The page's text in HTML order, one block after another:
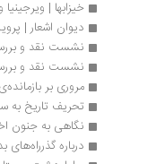
خیزابها |
دیوان اشعار |
نشست نقد و
نشست نقد و
مروری بر
تحریف تاریخ به
نگاهی به جنون
درباره